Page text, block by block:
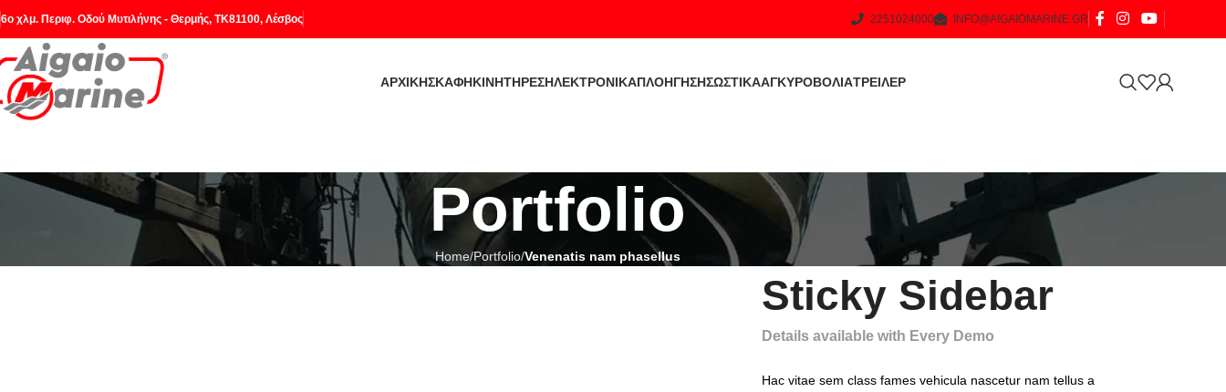
6o χλμ. Περιφ. Οδού Μυτιλήνης - Θερμής, ΤΚ81100, Λέσβος 2251024000 INFO@AIGAIOMARINE.GR
ΑΡΧΙΚΉΣΚΑΦΗΚΙΝΗΤΗΡΕΣΗΛΕΚΤΡΟΝΙΚΑΠΛΟΗΓΗΣΗΣΩΣΤΙΚΑΑΓΚΥΡΟΒΟΛΙΑΤΡΕΙΛΕΡ
Portfolio
Home Portfolio Venenatis nam phasellus
Sticky Sidebar
Details available with Every Demo
Hac vitae sem class fames vehicula nascetur nam tellus a